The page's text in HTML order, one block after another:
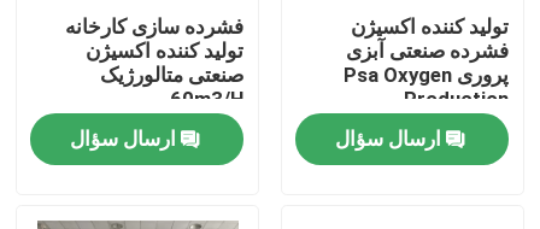
خانه
محصولات
فیلم های
تولید کننده اکسیژن
فشرده صنعتی آبزی
پروری Psa Oxygen
Production
ارسال سؤال
فشرده سازی کارخانه
تولید کننده اکسیژن
صنعتی متالورژیک
60m3/H
ارسال سؤال